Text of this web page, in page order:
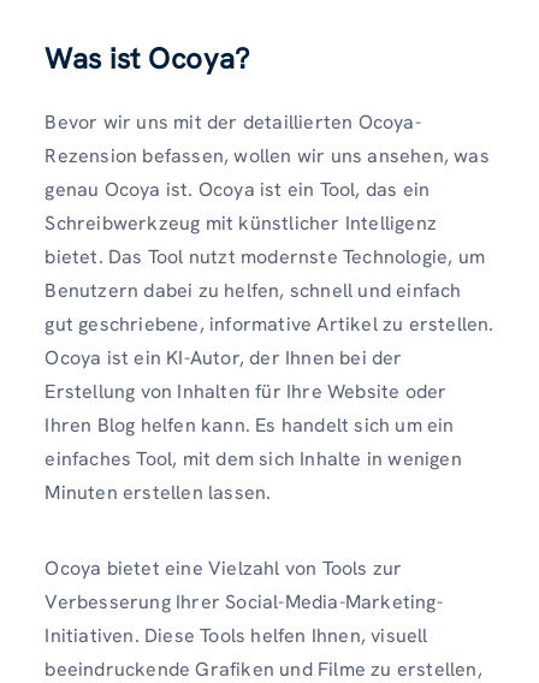
Was ist Ocoya?
Bevor wir uns mit der detaillierten Ocoya-
Rezension befassen, wollen wir uns ansehen, was
genau Ocoya ist. Ocoya ist ein Tool, das ein
Schreibwerkzeug mit künstlicher Intelligenz
bietet. Das Tool nutzt modernste Technologie, um
Benutzern dabei zu helfen, schnell und einfach
gut geschriebene, informative Artikel zu erstellen.
Ocoya ist ein KI-Autor, der Ihnen bei der
Erstellung von Inhalten für Ihre Website oder
Ihren Blog helfen kann. Es handelt sich um ein
einfaches Tool, mit dem sich Inhalte in wenigen
Minuten erstellen lassen.
Ocoya bietet eine Vielzahl von Tools zur
Verbesserung Ihrer Social-Media-Marketing-
Initiativen. Diese Tools helfen Ihnen, visuell
beeindruckende Grafiken und Filme zu erstellen,